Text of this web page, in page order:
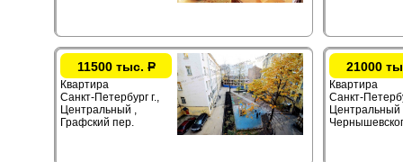
11500 тыс. Р
Квартира
Санкт-Петербург г.,
Центральный ,
Графский пер.
21000
Квартира
Санкт-
Центральный